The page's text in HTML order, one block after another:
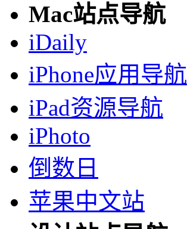
Mac站点导航
iDaily
iPhone应用导航
iPad资源导航
iPhoto
倒数日
苹果中文站